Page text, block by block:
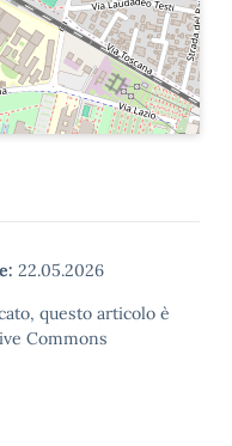
22.05.2026
questo articolo è
Commons